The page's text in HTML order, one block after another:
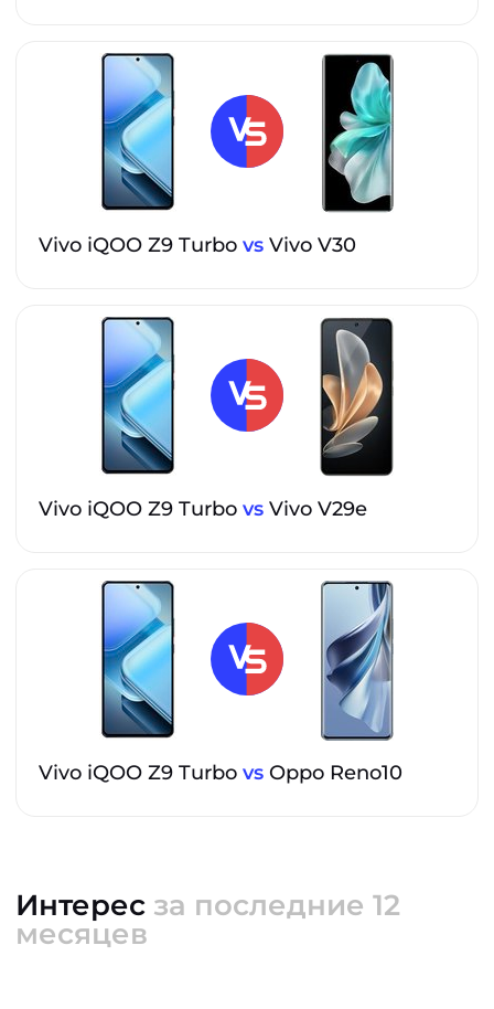
Vivo iQOO Z9 Turbo vs Vivo V30
Vivo iQOO Z9 Turbo vs Vivo V29e
Vivo iQOO Z9 Turbo vs Oppo Reno10
Интерес за последние 12
месяцев